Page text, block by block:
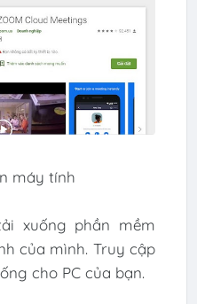
máy tính
xuống phần mềm
của mình. Truy cập
cho PC của bạn.